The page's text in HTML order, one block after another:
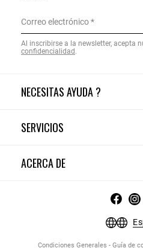
NECESITAS AYUDA ?
SERVICIOS
ACERCA DE
Correo electrónico
Al inscribirse a la newsletter, acepta
confidencialidad.
Condiciones Generales - Guía de